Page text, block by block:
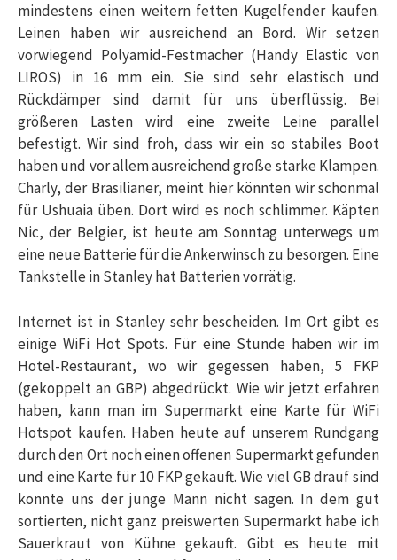
mindestens einen weitern fetten Kugelfender kaufen.
Leinen haben wir ausreichend an Bord. Wir setzen
vorwiegend Polyamid-Festmacher (Handy Elastic von
LIROS) in 16 mm ein. Sie sind sehr elastisch und
Rückdämper sind damit für uns überflüssig. Bei
größeren Lasten wird eine zweite Leine parallel
befestigt. Wir sind froh, dass wir ein so stabiles Boot
haben und vor allem ausreichend große starke Klampen.
Charly, der Brasilianer, meint hier könnten wir schonmal
für Ushuaia üben. Dort wird es noch schlimmer. Käpten
Nic, der Belgier, ist heute am Sonntag unterwegs um
eine neue Batterie für die Ankerwinsch zu besorgen. Eine
Tankstelle in Stanley hat Batterien vorrätig.
Internet ist in Stanley sehr bescheiden. Im Ort gibt es
einige WiFi Hot Spots. Für eine Stunde haben wir im
Hotel-Restaurant, wo wir gegessen haben, 5 FKP
(gekoppelt an GBP) abgedrückt. Wie wir jetzt erfahren
haben, kann man im Supermarkt eine Karte für WiFi
Hotspot kaufen. Haben heute auf unserem Rundgang
durch den Ort noch einen offenen Supermarkt gefunden
und eine Karte für 10 FKP gekauft. Wie viel GB drauf sind
konnte uns der junge Mann nicht sagen. In dem gut
sortierten, nicht ganz preiswerten Supermarkt habe ich
Sauerkraut von Kühne gekauft. Gibt es heute mit